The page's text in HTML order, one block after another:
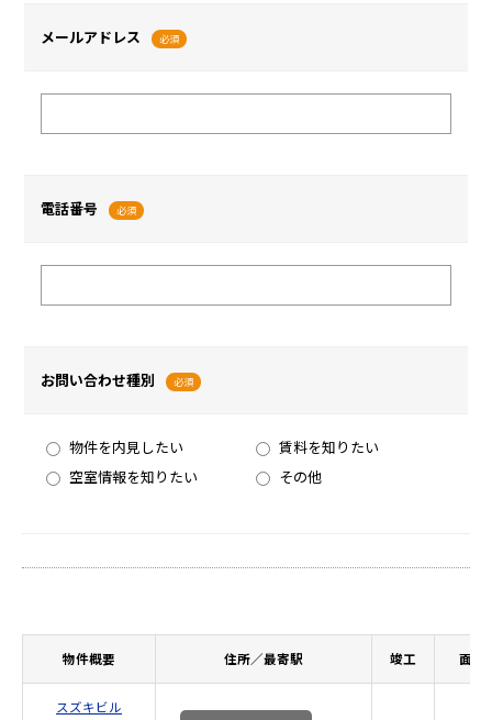
メールアドレス 必須
電話番号 必須
お問い合わせ種別 必須
物件を内見したい
賃料を知りたい
空室情報を知りたい
その他
物件概要 住所／最寄駅 竣工 面積
スズキビル